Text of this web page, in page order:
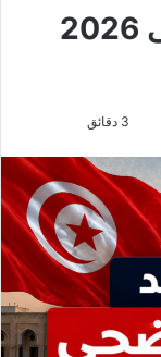
مواقيت صلاة عيد الأضحى 2026